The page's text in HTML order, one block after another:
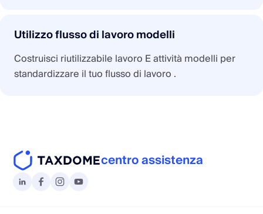
Utilizzo flusso di lavoro modelli
Costruisci riutilizzabile lavoro E attività modelli per
standardizzare il tuo flusso di lavoro .
centro assistenza